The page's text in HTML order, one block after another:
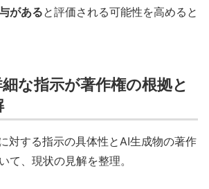
があると評価される可能性を高めると
な指示が著作権の根拠と
対する指示の具体性とAI生成物の著作
て、現状の見解を整理。